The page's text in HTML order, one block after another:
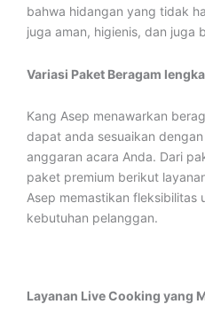
bahwa hidangan yang tidak
juga aman, higienis, dan juga
Variasi Paket Beragam
Kang Asep menawarkan
dapat anda sesuaikan
anggaran acara Anda. Dari
paket premium berikut
Asep memastikan fleksibilitas
kebutuhan pelanggan.
Layanan Live Cooking yang